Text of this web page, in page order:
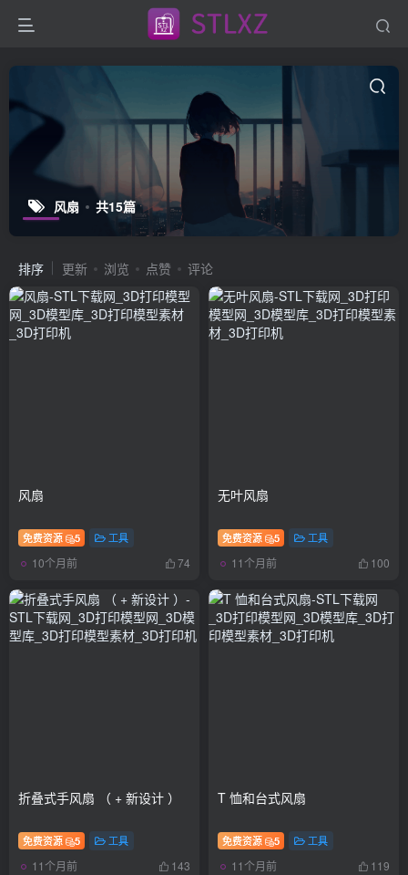
风扇 共15篇
排序 更新 浏览 点赞 评论
风扇
免费资源 5 工具
10个月前 74
无叶风扇
免费资源 5 工具
11个月前 100
折叠式手风扇 （ + 新设计 ）
免费资源 5 工具
11个月前 143
T 恤和台式风扇
免费资源 5 工具
11个月前 119